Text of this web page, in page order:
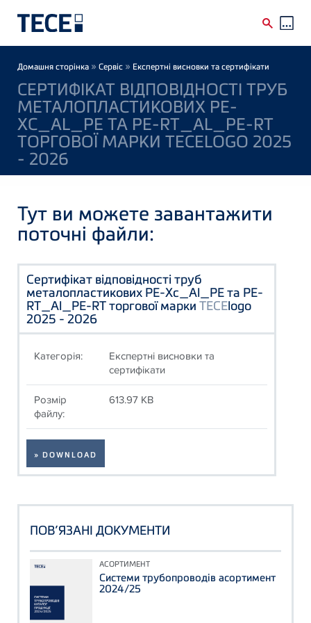
Breadcrumb
Домашня сторінка » Сервіс » Експертні висновки та сертифікати
СЕРТИФІКАТ ВІДПОВІДНОСТІ ТРУБ
МЕТАЛОПЛАСТИКОВИХ PE-
XC_AL_PE ТА PE-RT_AL_PE-RT
ТОРГОВОЇ МАРКИ TECELOGO 2025
- 2026
Тут ви можете завантажити
поточні файли:
Сертифікат відповідності труб
металопластикових PE-Xc_Al_PE та PE-
RT_Al_PE-RT торгової марки TECElogo
2025 - 2026
Категорія:
Експертні висновки та
сертифікати
Розмір
файлу:
613.97 KB
» DOWNLOAD
ПОВ’ЯЗАНІ ДОКУМЕНТИ
АСОРТИМЕНТ
Системи трубопроводів асортимент
2024/25